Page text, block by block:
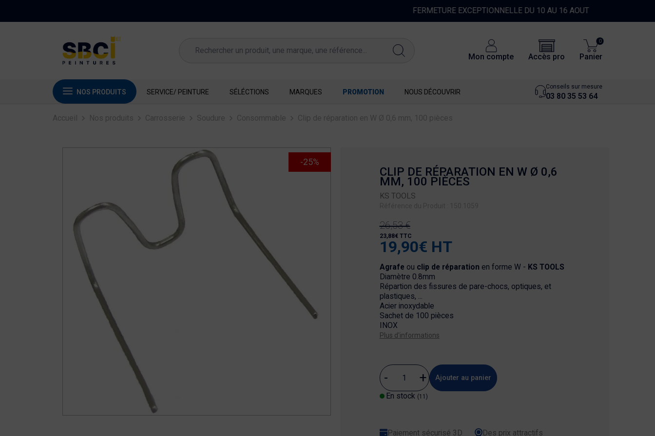
FERMETURE EXCEPTIONNELLE DU 10 AU 16 AOUT
Mon compte Panier
0
Accès pro
NOS PRODUITS SERVICE/ PEINTURE SÉLÉCTIONS MARQUES PROMOTION NOUS DÉCOUVRIR
Conseils sur mesure
03 80 35 53 64
Accueil Nos produits Carrosserie Soudure Consommable Clip de réparation en W Ø 0,6 mm, 100 pièces
-25%
CLIP DE RÉPARATION EN W Ø 0,6
MM, 100 PIÈCES
KS TOOLS
26,53 €
19,90€ HT
23,88€ TTC
Agrafe ou clip de réparation en forme W - KS TOOLS
Diamètre 0.8mm
Répartion des fissures de pare-chocs, optiques, et
plastiques, ...
Acier inoxydable
Sachet de 100 pièces
INOX
Plus d'informations
Ajouter au panier
En stock (11)
Paiement sécurisé 3D
Des prix attractifs